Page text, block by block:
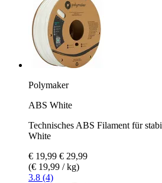
Polymaker
ABS White
Technisches ABS Filament für
White
€ 19,99 € 29,99
(€ 19,99 / kg)
3.8 (4)